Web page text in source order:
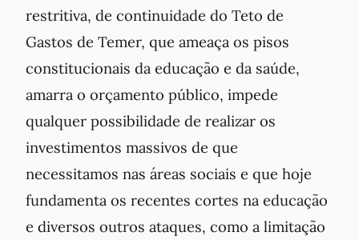
restritiva, de continuidade do Teto de
Gastos de Temer, que ameaça os pisos
constitucionais da educação e da saúde,
amarra o orçamento público, impede
qualquer possibilidade de realizar os
investimentos massivos de que
necessitamos nas áreas sociais e que hoje
fundamenta os recentes cortes na educação
e diversos outros ataques, como a limitação